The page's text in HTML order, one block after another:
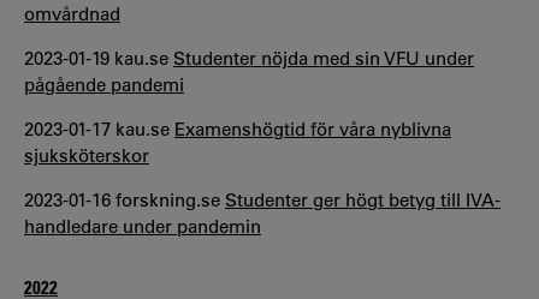
omvårdnad
2023-01-19 kau.se Studenter nöjda med sin VFU under
pågående pandemi
2023-01-17 kau.se Examenshögtid för våra nyblivna
sjuksköterskor
2023-01-16 forskning.se Studenter ger högt betyg till IVA-
handledare under pandemin
2022